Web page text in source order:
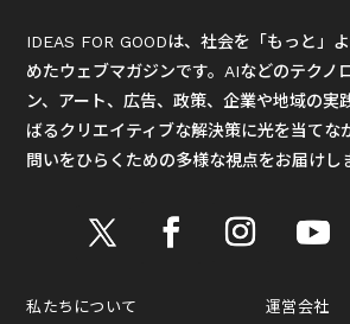
IDEAS FOR GOODは、社会を「もっと」
めたウェブマガジンです。AIなどのテクノ
ン、アート、広告、政策、企業や地域の実
ばるクリエイティブな解決策に光を当てな
問いをひらくための多様な視点をお届けし
私たちについて 運営会社